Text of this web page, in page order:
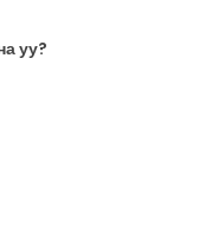
уу?